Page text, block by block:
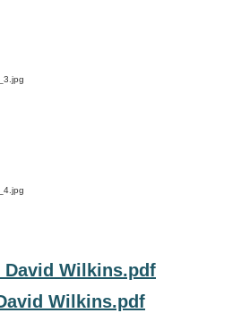
Wilkins.pdf
Wilkins.pdf